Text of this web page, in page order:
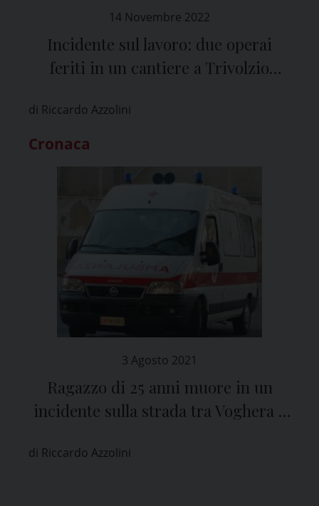
14 Novembre 2022
Incidente sul lavoro: due operai
feriti in un cantiere a Trivolzio
di Riccardo Azzolini
Cronaca
3 Agosto 2021
Ragazzo di 25 anni muore in un
incidente sulla strada tra Voghera e
di Riccardo Azzolini